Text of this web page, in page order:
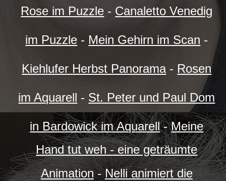
Rose im Puzzle - Canaletto Venedig
im Puzzle - Mein Gehirn im Scan -
Kiehlufer Herbst Panorama- Rosen
im Aquarell - St. Peter und Paul Dom
in Bardowick im Aquarell-Meine
Hand tut weh - eine geträumte
Animation-Nelli animiert die